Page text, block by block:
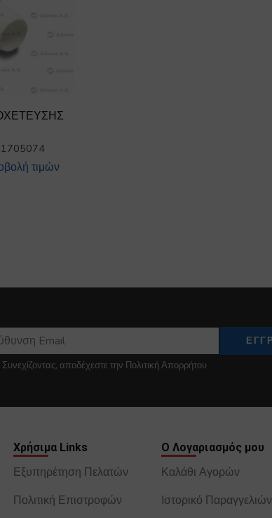
τιμών
Συνεχίζοντας, αποδέχεστε την Πολιτική Απορρήτου
Χρήσιμα Links
Εξυπηρέτηση Πελατών
Πολιτική Επιστροφών
Ο Λογαριασμός μου
Καλάθι Αγορών
Ιστορικό Παραγγελιών